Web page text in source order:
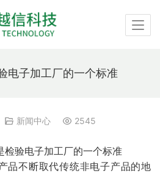
电子加工厂的一个标准
新闻中心 2545
检验电子加工厂的一个标准
品不断取代传统非电子产品的地